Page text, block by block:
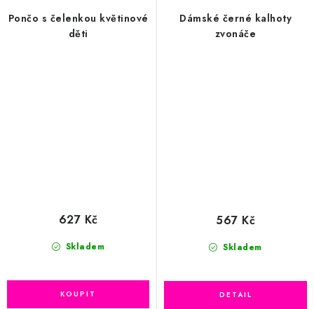
Pončo s čelenkou květinové
děti
Skladem
627 Kč
Dámské černé kalhoty
zvonáče
Skladem
567 Kč